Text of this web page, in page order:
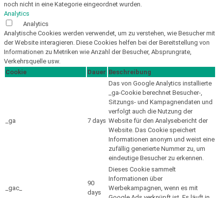
noch nicht in eine Kategorie eingeordnet wurden.
Analytics
Analytics
Analytische Cookies werden verwendet, um zu verstehen, wie Besucher mit
der Website interagieren. Diese Cookies helfen bei der Bereitstellung von
Informationen zu Metriken wie Anzahl der Besucher, Absprungrate,
Verkehrsquelle usw.
Cookie
Dauer Beschreibung
_ga 7 days
Das von Google Analytics installierte
_ga-Cookie berechnet Besucher-,
Sitzungs- und Kampagnendaten und
verfolgt auch die Nutzung der
Website für den Analysebericht der
Website. Das Cookie speichert
Informationen anonym und weist eine
zufällig generierte Nummer zu, um
eindeutige Besucher zu erkennen.
_gac_
90
days
Dieses Cookie sammelt
Informationen über
Werbekampagnen, wenn es mit